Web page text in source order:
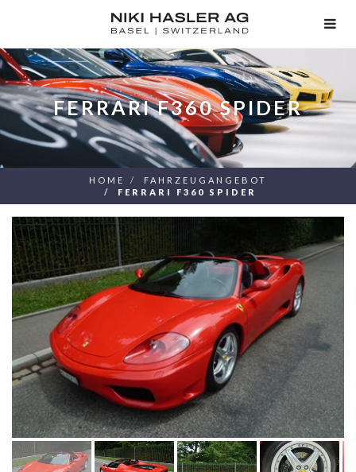
FERRARI F360 SPIDER
HOME
FAHRZEUGANGEBOT
FERRARI F360 SPIDER